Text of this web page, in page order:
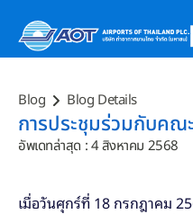
Blog Blog Details
การประชุมร่วมกับค
อัพเดทล่าสุด : 4 สิงหาคม 2568
เมื่อวันศุกร์ที่ 18 กรกฎาคม